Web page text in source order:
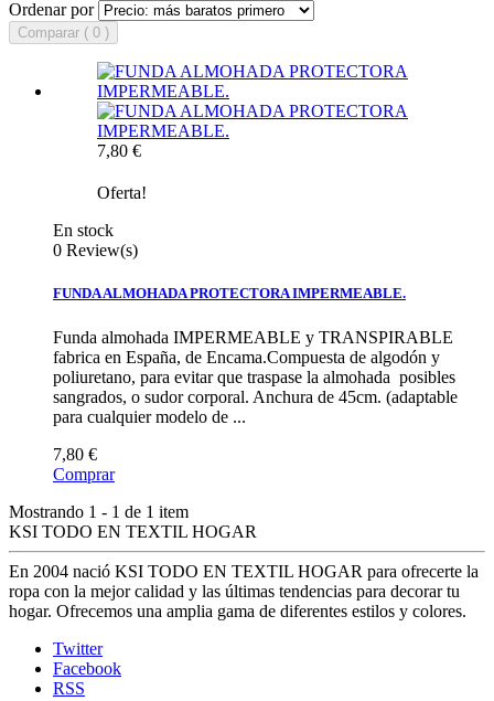
Ordenar por
Comparar ( 0 )
7,80 €
Oferta!
En stock
0 Review(s)
FUNDA ALMOHADA PROTECTORA IMPERMEABLE.
Funda almohada IMPERMEABLE y TRANSPIRABLE
fabrica en España, de Encama.Compuesta de algodón y
poliuretano, para evitar que traspase la almohada posibles
sangrados, o sudor corporal. Anchura de 45cm. (adaptable
para cualquier modelo de ...
7,80 €
Comprar
Mostrando 1 - 1 de 1 item
KSI TODO EN TEXTIL HOGAR
En 2004 nació KSI TODO EN TEXTIL HOGAR para ofrecerte la
ropa con la mejor calidad y las últimas tendencias para decorar tu
hogar. Ofrecemos una amplia gama de diferentes estilos y colores.
Twitter
Facebook
RSS